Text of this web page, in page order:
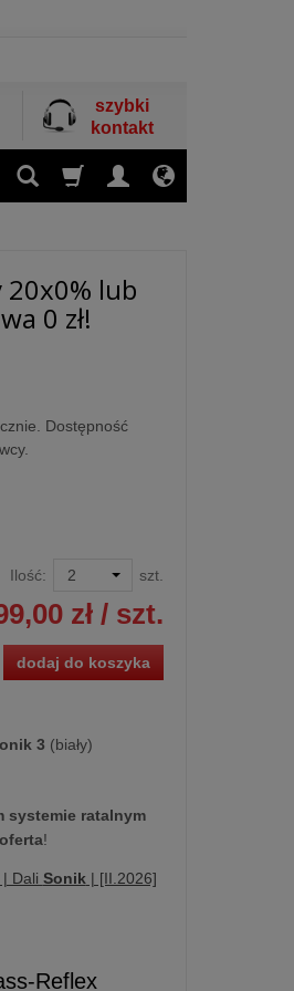
szybki
kontakt
20x0% lub
0 zł!
Dostępność
Ilość: szt.
zł/ szt.
dodaj do koszyka
3 (biały)
systemie ratalnym
!
Dali Sonik | [II.2026]
Reflex